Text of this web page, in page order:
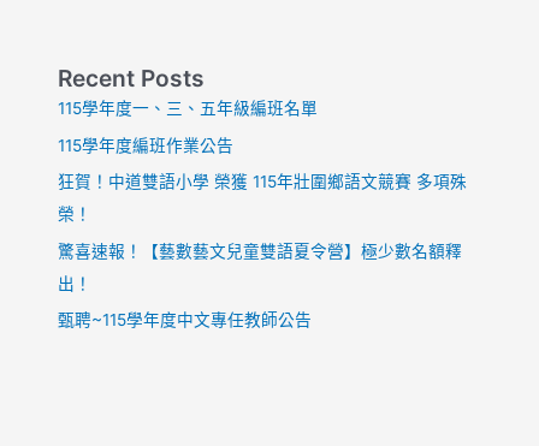
Recent Posts
115學年度一、三、五年級編班名單
115學年度編班作業公告
狂賀！中道雙語小學 榮獲 115年壯圍鄉語文競賽 多項殊
榮！
驚喜速報！【藝數藝文兒童雙語夏令營】極少數名額釋
出！
甄聘~115學年度中文專任教師公告